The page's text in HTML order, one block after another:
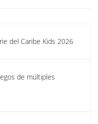
del Caribe Kids 2026
de múltiples